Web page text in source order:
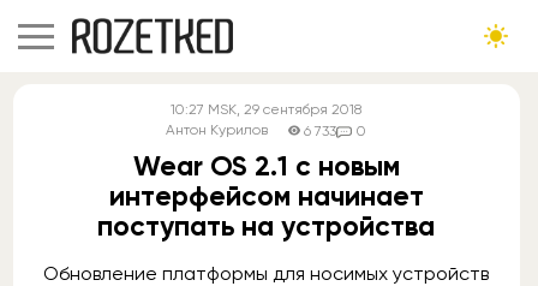
10:27 MSK, 29 сентября 2018
Антон Курилов
6 733 0
Wear OS 2.1 с новым
интерфейсом начинает
поступать на устройства
Обновление платформы для носимых устройств